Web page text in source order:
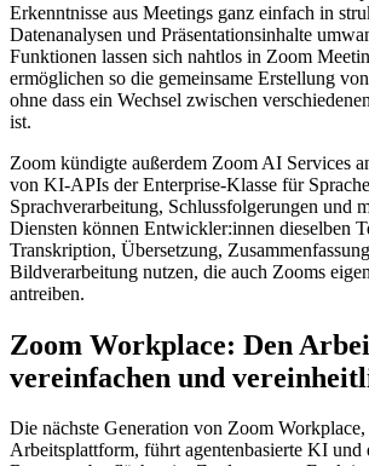
Erkenntnisse aus Meetings ganz einfach in
Datenanalysen und Präsentationsinhalte
Funktionen lassen sich nahtlos in Zoom
ermöglichen so die gemeinsame Erstellung
ohne dass ein Wechsel zwischen
ist.
Zoom kündigte außerdem Zoom AI Services
von KI-APIs der Enterprise-Klasse für
Sprachverarbeitung, Schlussfolgerungen und
Diensten können Entwickler:innen dieselben
Transkription, Übersetzung,
Bildverarbeitung nutzen, die auch Zooms
antreiben.
Zoom Workplace: Den
vereinfachen und
Die nächste Generation von Zoom
Arbeitsplattform, führt agentenbasierte KI und